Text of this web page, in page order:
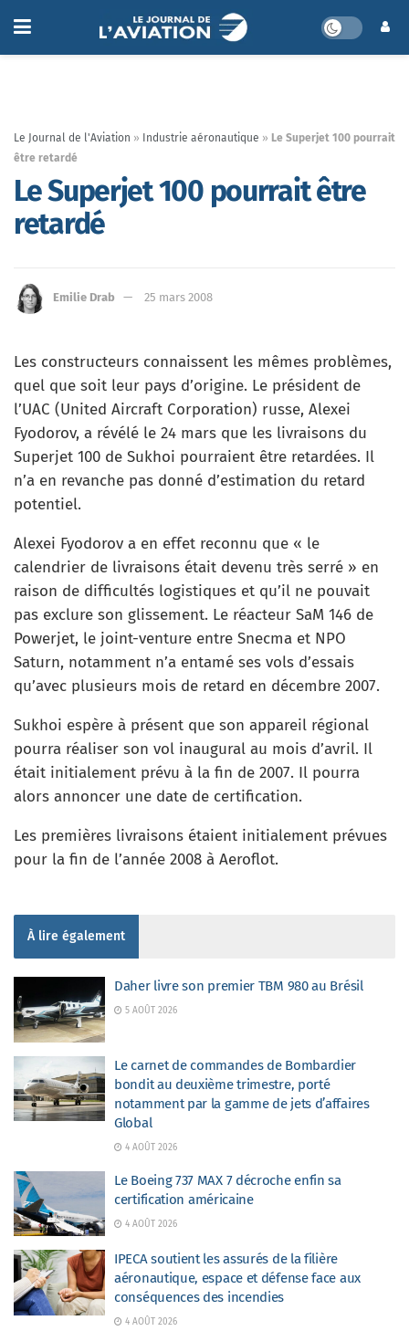
Le Journal de l'Aviation » Industrie aéronautique » Le Superjet 100 pourrait
être retardé
Le Superjet 100 pourrait être
retardé
Emilie Drab 25 mars 2008
Les constructeurs connaissent les mêmes problèmes,
quel que soit leur pays d’origine. Le président de
l’UAC (United Aircraft Corporation) russe, Alexei
Fyodorov, a révélé le 24 mars que les livraisons du
Superjet 100 de Sukhoi pourraient être retardées. Il
n’a en revanche pas donné d’estimation du retard
potentiel.
Alexei Fyodorov a en effet reconnu que « le
calendrier de livraisons était devenu très serré » en
raison de difficultés logistiques et qu’il ne pouvait
pas exclure son glissement. Le réacteur SaM 146 de
Powerjet, le joint-venture entre Snecma et NPO
Saturn, notamment n’a entamé ses vols d’essais
qu’avec plusieurs mois de retard en décembre 2007.
Sukhoi espère à présent que son appareil régional
pourra réaliser son vol inaugural au mois d’avril. Il
était initialement prévu à la fin de 2007. Il pourra
alors annoncer une date de certification.
Les premières livraisons étaient initialement prévues
pour la fin de l’année 2008 à Aeroflot.
À lire également
Daher livre son premier TBM 980 au Brésil
5 AOÛT 2026
Le carnet de commandes de Bombardier
bondit au deuxième trimestre, porté
notamment par la gamme de jets d’affaires
Global
4 AOÛT 2026
Le Boeing 737 MAX 7 décroche enfin sa
certification américaine
4 AOÛT 2026
IPECA soutient les assurés de la filière
aéronautique, espace et défense face aux
conséquences des incendies
4 AOÛT 2026